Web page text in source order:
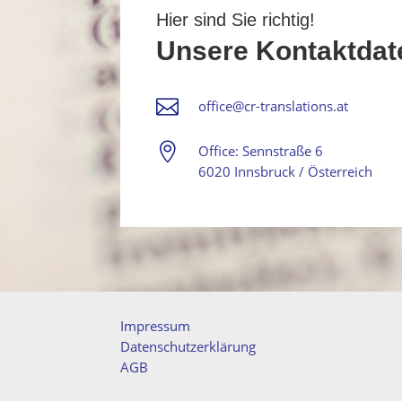
Hier sind Sie richtig!
Unsere
 office@cr-translations.at

Office: Sennstraße 6
6020 Innsbruck / Österreich
Impressum
Datenschutzerklärung
AGB